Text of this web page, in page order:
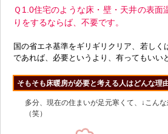
Ｑ1.0住宅のような床・壁・天井の表面
りをするならば、不要です。
国の省エネ基準をギリギリクリア、若しく
であれば、必要というより、有ってもいい
そもそも床暖房が必要と考える人はどんな理
多分、現在の住まいが足元寒くて、↓こん
（笑）